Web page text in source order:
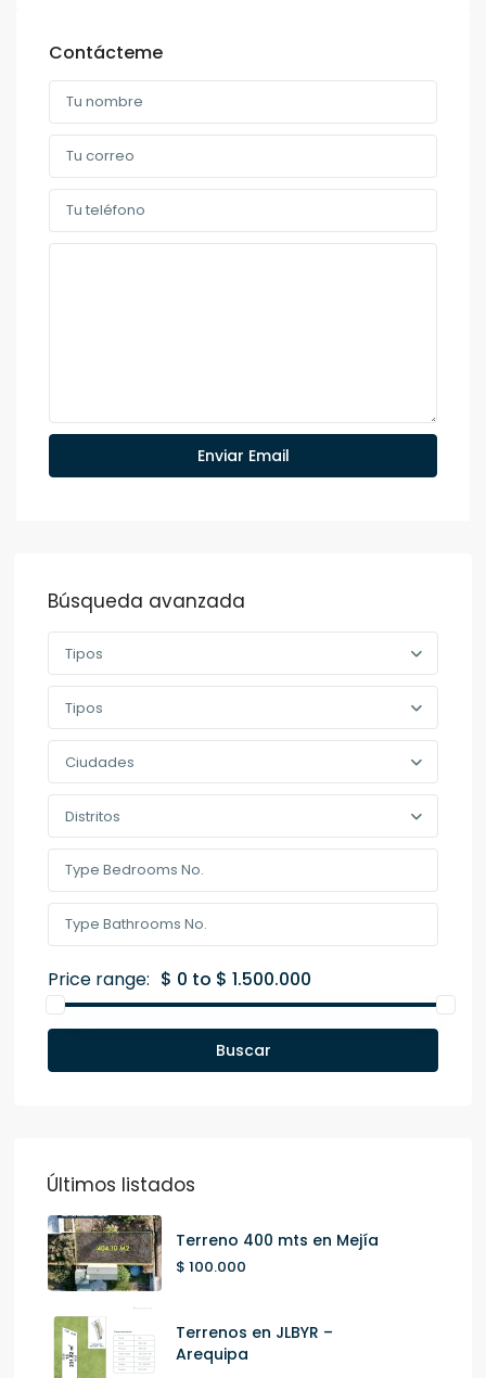
Contácteme
Búsqueda avanzada
Tipos
Tipos
Ciudades
Distritos
Price range: $ 0 to $ 1.500.000
Buscar
Últimos listados
Terreno 400 mts en Mejía
$ 100.000
Terrenos en JLBYR –
Arequipa